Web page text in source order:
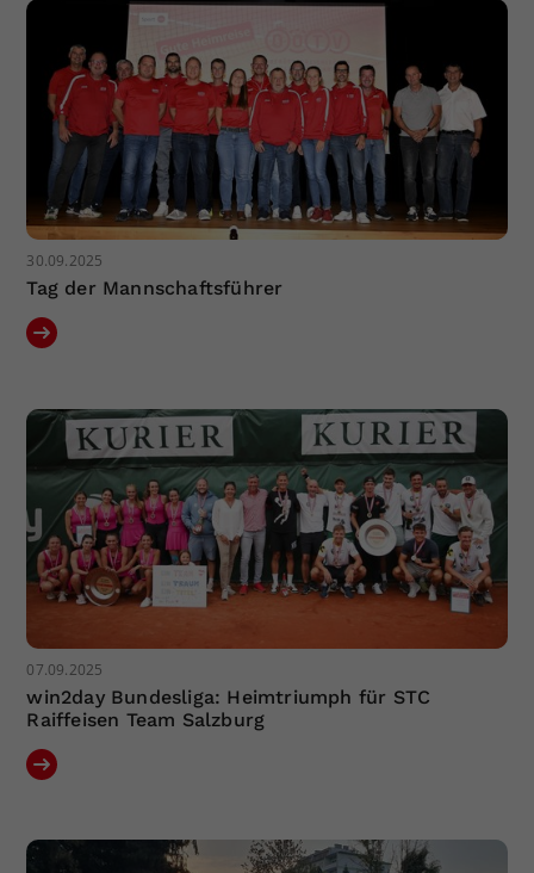
30.09.2025
Tag der Mannschaftsführer
07.09.2025
win2day Bundesliga: Heimtriumph für STC
Raiffeisen Team Salzburg